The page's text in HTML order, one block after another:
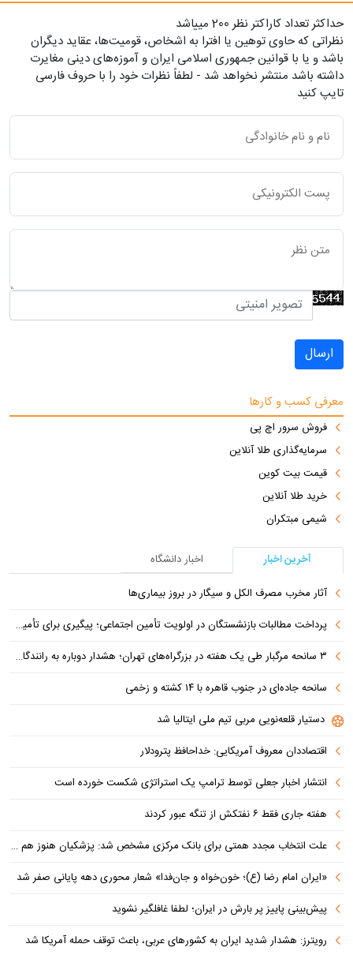
حداکثر تعداد کاراکتر نظر 200 ميياشد
نظراتی که حاوی توهین یا افترا به اشخاص، قومیت‌ها، عقاید دیگران
باشد و یا با قوانین جمهوری اسلامی ایران و آموزه‌های دینی مغایرت
داشته باشد منتشر نخواهد شد - لطفاً نظرات خود را با حروف فارسی
تایپ کنید
ارسال
معرفی کسب و کارها
فروش سرور اچ پی
سرمایه‌گذاری طلا آنلاین
قیمت بیت کوین
خرید طلا آنلاین
شیمی مبتکران
آخرین اخبار
اخبار دانشگاه
آثار مخرب مصرف الکل و سیگار در بروز بیماری‌ها
پرداخت مطالبات بازنشستگان در اولویت تأمین اجتماعی؛ پیگیری برای تأمین منابع ادامه دارد
۳ سانحه مرگبار طی یک هفته در بزرگراه‌های تهران؛ هشدار دوباره به رانندگان و عابران
سانحه جاده‌ای در جنوب قاهره با ۱۴ کشته و زخمی
دستیار قلعه‌نویی مربی تیم ملی ایتالیا شد
اقتصاددان معروف آمریکایی: خداحافظ پترودلار
انتشار اخبار جعلی توسط ترامپ یک استراتژی شکست خورده است
هفته جاری فقط ۶ نفتکش از تنگه عبور کردند
علت انتخاب مجدد همتی برای بانک مرکزی مشخص شد: پزشکیان هنوز هم متوجه نشده است چرا همتی استیضاح شد!
«ایران امام رضا (ع)؛ خون‌خواه و جان‌فدا» شعار محوری دهه پایانی صفر شد
پیش‌بینی پاییز پر بارش در ایران؛ لطفا غافلگیر نشوید
رویترز: هشدار شدید ایران به کشورهای عربی، باعث توقف حمله آمریکا شد